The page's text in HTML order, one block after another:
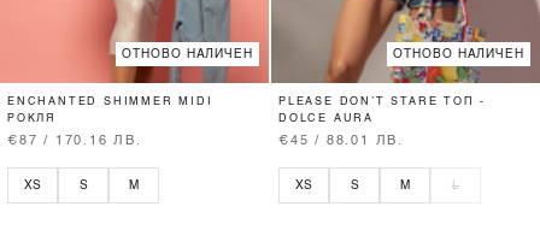
ОТНОВО НАЛИЧЕН
ENCHANTED SHIMMER MIDI
РОКЛЯ
€87 / 170.16 ЛВ.
XS S M
ОТНОВО НАЛИЧЕН
PLEASE DON’T STARE ТОП -
DOLCE AURA
€45 / 88.01 ЛВ.
XS S M L